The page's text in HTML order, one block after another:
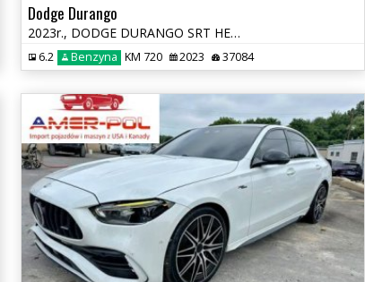
Dodge Durango
2023r., DODGE DURANGO SRT HELLCAT PREMIUM AWD, 6.2L, od ubezpieczalni
6.2 Benzyna KM 720 2023 37084